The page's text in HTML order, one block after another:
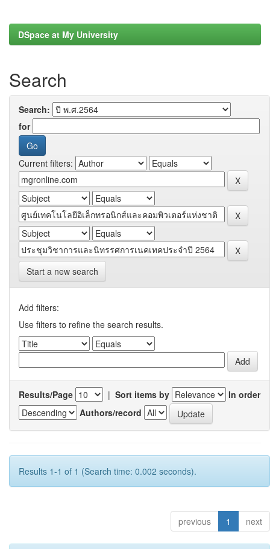
DSpace at My University
Search
Search:
for
Current filters:
Start a new search
Add filters:
Use filters to refine the search results.
Results/Page | Sort items by
In order
Authors/record
Results 1-1 of 1 (Search time: 0.002 seconds).
previous 1 next